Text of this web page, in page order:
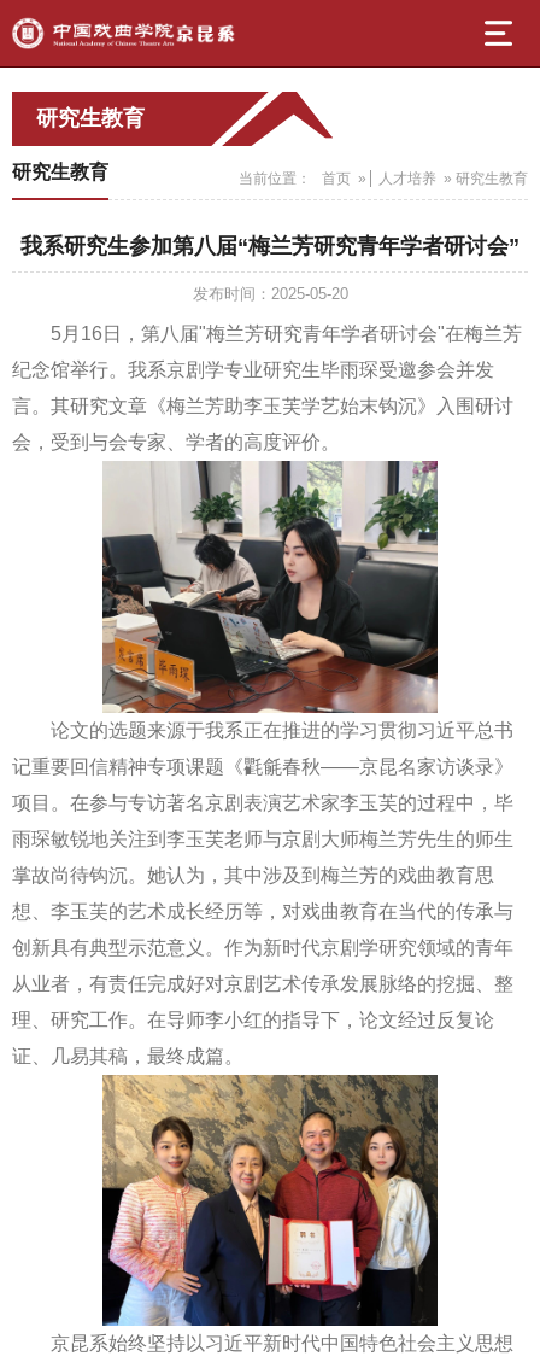
研究生教育
当前位置： 首页 » 人才培养 » 研究生教育
研究生教育
我系研究生参加第八届“梅兰芳研究青年学者研讨会”
发布时间：2025-05-20
5月16日，第八届"梅兰芳研究青年学者研讨会"在梅兰芳
纪念馆举行。我系京剧学专业研究生毕雨琛受邀参会并发
言。其研究文章《梅兰芳助李玉芙学艺始末钩沉》入围研讨
会，受到与会专家、学者的高度评价。
论文的选题来源于我系正在推进的学习贯彻习近平总书
记重要回信精神专项课题《氍毹春秋——京昆名家访谈录》
项目。在参与专访著名京剧表演艺术家李玉芙的过程中，毕
雨琛敏锐地关注到李玉芙老师与京剧大师梅兰芳先生的师生
掌故尚待钩沉。她认为，其中涉及到梅兰芳的戏曲教育思
想、李玉芙的艺术成长经历等，对戏曲教育在当代的传承与
创新具有典型示范意义。作为新时代京剧学研究领域的青年
从业者，有责任完成好对京剧艺术传承发展脉络的挖掘、整
理、研究工作。在导师李小红的指导下，论文经过反复论
证、几易其稿，最终成篇。
京昆系始终坚持以习近平新时代中国特色社会主义思想